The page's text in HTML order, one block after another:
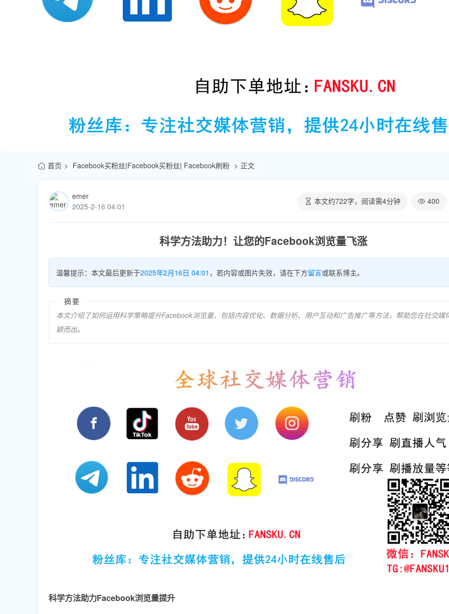
首页 Facebook买粉丝|Facebook买粉丝| Facebook刷粉 正文
emer
2025-2-16 04:01
本文约722字，阅读需4分钟 400
科学方法助力！让您的Facebook浏览量飞涨
温馨提示：本文最后更新于2025年2月16日 04:01 ，若内容或图片失效，请在下方留言或联系博主。
摘要
本文介绍了如何运用科学策略提升Facebook浏览量，包括内容优化、数据分析、用户互动和广告推广等方法，帮助您在社交媒
颖而出。
科学方法助力Facebook浏览量提升